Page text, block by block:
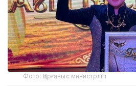
Фото: Қорғаныс министрлігі